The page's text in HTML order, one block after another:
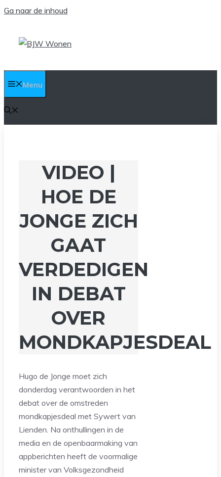
Ga naar de inhoud
Menu
VIDEO |
HOE DE
JONGE ZICH
GAAT
VERDEDIGEN
IN DEBAT
OVER
MONDKAPJESDEAL
Hugo de Jonge moet zich
donderdag verantwoorden in het
debat over de omstreden
mondkapjesdeal met Sywert van
Lienden. Na onthullingen in de
media en de openbaarmaking van
appberichten heeft de voormalige
minister van Volksgezondheid